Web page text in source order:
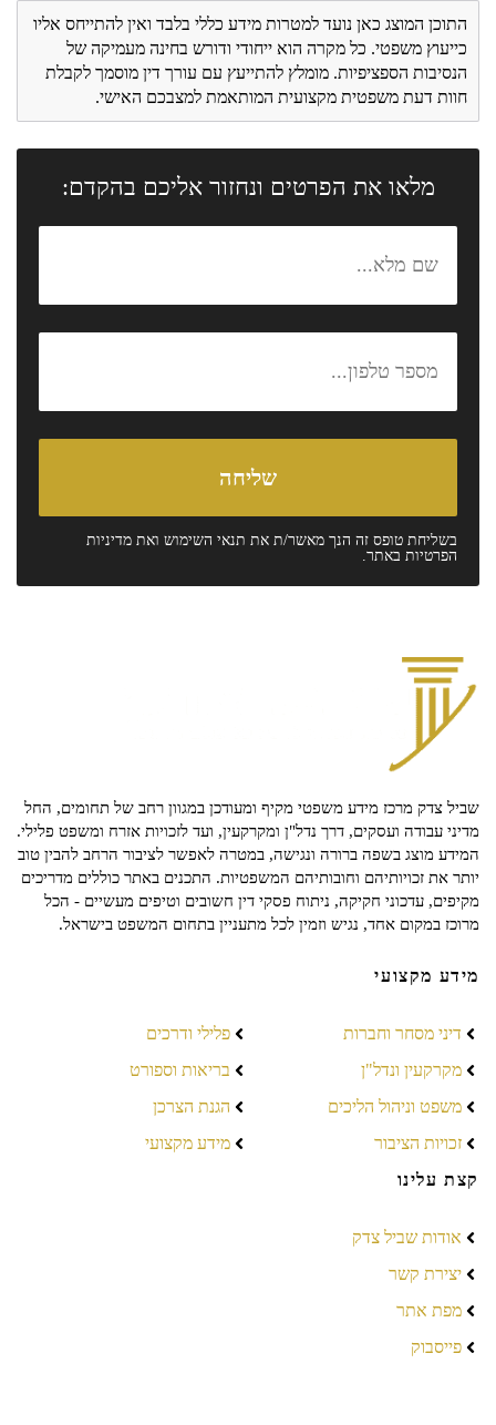
התוכן המוצג כאן נועד למטרות מידע כללי בלבד ואין להתייחס אליו
כייעוץ משפטי. כל מקרה הוא ייחודי ודורש בחינה מעמיקה של
הנסיבות הספציפיות. מומלץ להתייעץ עם עורך דין מוסמך לקבלת
חוות דעת משפטית מקצועית המותאמת למצבכם האישי.
מלאו את הפרטים ונחזור אליכם בהקדם:
בשליחת טופס זה הנך מאשר/ת את תנאי השימוש ואת מדיניות
הפרטיות באתר.
שביל צדק מרכז מידע משפטי מקיף ומעודכן במגוון רחב של תחומים, החל
מדיני עבודה ועסקים, דרך נדל"ן ומקרקעין, ועד לזכויות אזרח ומשפט פלילי.
המידע מוצג בשפה ברורה ונגישה, במטרה לאפשר לציבור הרחב להבין טוב
יותר את זכויותיהם וחובותיהם המשפטיות. התכנים באתר כוללים מדריכים
מקיפים, עדכוני חקיקה, ניתוח פסקי דין חשובים וטיפים מעשיים - הכל
מרוכז במקום אחד, נגיש וזמין לכל מתעניין בתחום המשפט בישראל.
מידע מקצועי
דיני מסחר וחברות
מקרקעין ונדל"ן
משפט וניהול הליכים
זכויות הציבור
פלילי ודרכים
בריאות וספורט
הגנת הצרכן
מידע מקצועי
קצת עלינו
אודות שביל צדק
יצירת קשר
מפת אתר
פייסבוק